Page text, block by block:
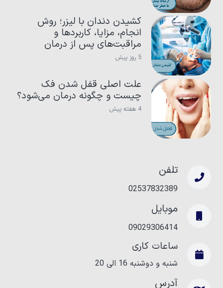
کشیدن دندان با لیزر؛ روش
انجام، مزایا، کاربردها و
مراقبت‌های پس از درمان
5 روز پیش
علت اصلی قفل شدن فک
چیست و چگونه درمان می‌شود؟
4 هفته پیش
تلفن
02537832389
موبایل
09029306414
ساعات کاری
شنبه و دوشنبه‌ 16 الی 20
آدرس